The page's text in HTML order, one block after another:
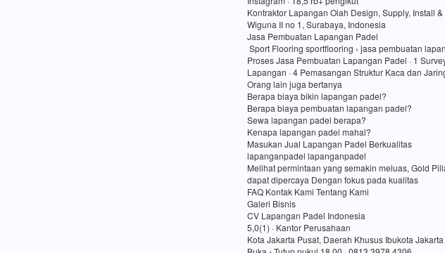
Kontraktor Lapangan Olah Design, Supply, Install
Wiguna II no 1, Surabaya, Indonesia
Jasa Pembuatan Lapangan Padel
Sport Flooring sportflooring › jasa pembuatan
Proses Jasa Pembuatan Lapangan Padel · 1
Lapangan · 4 Pemasangan Struktur Kaca dan
Orang lain juga bertanya
Berapa biaya bikin lapangan padel?
Berapa biaya pembuatan lapangan padel?
Sewa lapangan padel berapa?
Kenapa lapangan padel mahal?
Masukan Jual Lapangan Padel Berkualitas
lapanganpadel lapanganpadel
Melihat permintaan yang semakin meluas, Gold
dapat dipercaya Dengan fokus pada kualitas
FAQ Kontak Kami Tentang Kami
Galeri Bisnis
CV Lapangan Padel Indonesia
5,0(1) · Kantor Perusahaan
Kota Jakarta Pusat, Daerah Khusus Ibukota Jakarta